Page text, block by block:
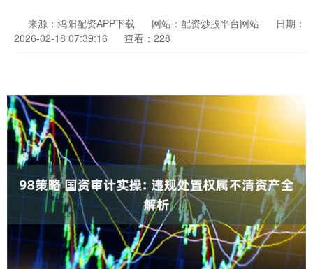
来源：鸿阳配资APP下载 网站：配资炒股平台网站
日期：
2026-02-18 07:39:16
查看：228